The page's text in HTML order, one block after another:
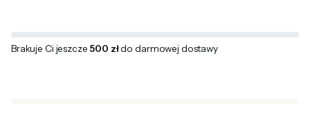
Brakuje Ci jeszcze 500 złdo darmowej dostawy